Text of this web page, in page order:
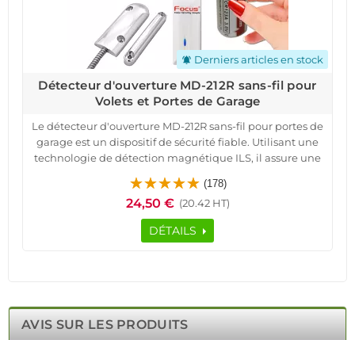
notifications_active Derniers articles en stock
Détecteur d'ouverture MD-212R sans-fil pour
Volets et Portes de Garage
Le détecteur d'ouverture MD-212R sans-fil pour portes de
garage est un dispositif de sécurité fiable. Utilisant une
technologie de détection magnétique ILS, il assure une
boxes.
Facile à installer, ce capteur métallique chromé se fixe
directement sur la porte de garage et offre une
surveillance continue grâce à sa technologie de
envoie des notifications push, SMS ou appels pour vous
(178)
24,50 € (20.42 HT)
DÉTAILS
AVIS SUR LES PRODUITS